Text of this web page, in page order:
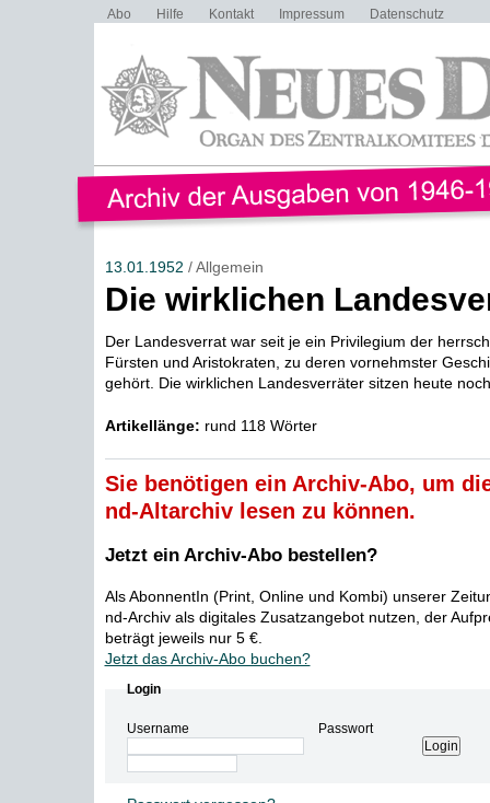
Abo Hilfe Kontakt Impressum Datenschutz
13.01.1952 / Allgemein
Die wirklichen
Der Landesverrat war seit je ein Privilegium der
Fürsten und Aristokraten, zu deren vornehmster
gehört. Die wirklichen Landesverräter sitzen heute
Artikellänge: rund 118 Wörter
Sie benötigen ein Archiv-Abo, um
nd-Altarchiv lesen zu können.
Jetzt ein Archiv-Abo bestellen?
Als AbonnentIn (Print, Online und Kombi) unserer
nd-Archiv als digitales Zusatzangebot nutzen, der
beträgt jeweils nur 5 €.
Jetzt das Archiv-Abo buchen?
Login
Username Passwort